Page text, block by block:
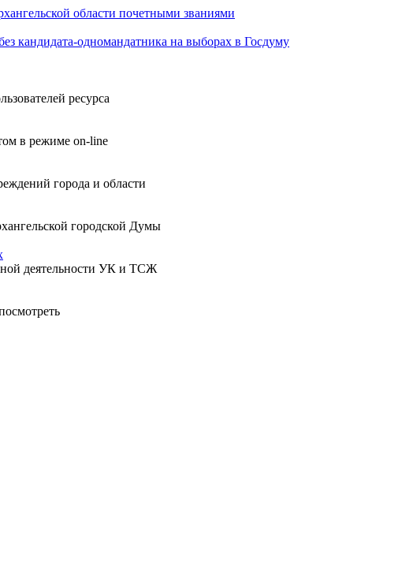
области почетными званиями
кандидата-одномандатника на выборах в Госдуму
ресурса
в режиме on-line
города и области
городской Думы
деятельности УК и ТСЖ